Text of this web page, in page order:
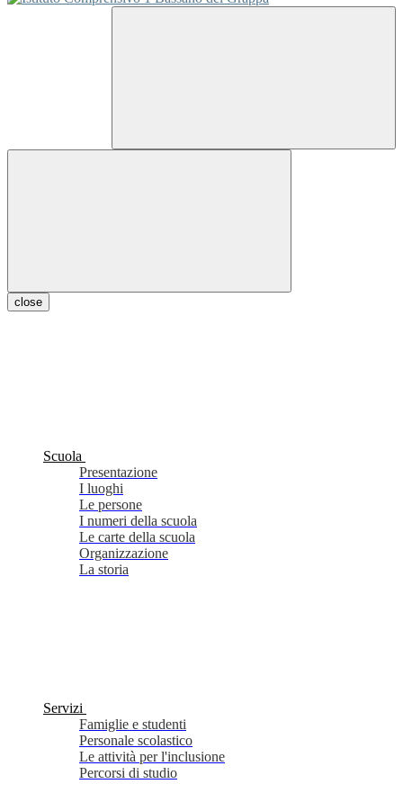
close
Scuola
Presentazione
I luoghi
Le persone
I numeri della scuola
Le carte della scuola
Organizzazione
La storia
Servizi
Famiglie e studenti
Personale scolastico
Le attività per l'inclusione
Percorsi di studio